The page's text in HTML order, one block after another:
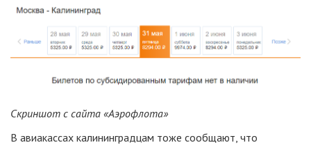
Скриншот с сайта «Аэрофлота»
В авиакассах калининградцам тоже сообщают, что